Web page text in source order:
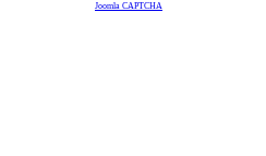
Joomla CAPTCHA